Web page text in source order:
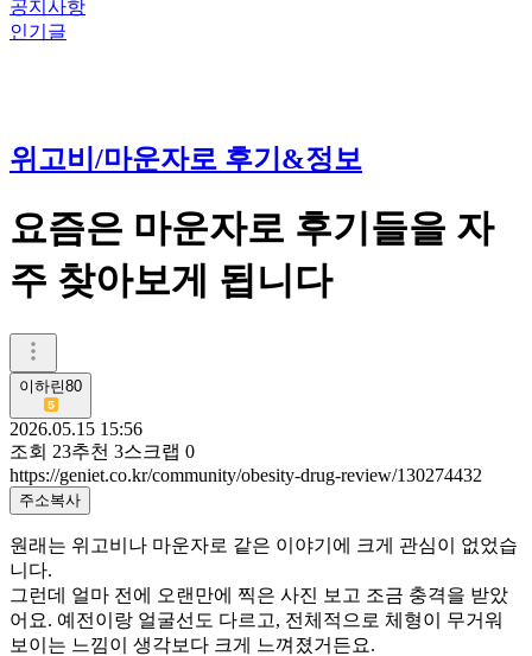
공지사항
인기글
위고비/마운자로 후기&정보
요즘은 마운자로 후기들을 자
주 찾아보게 됩니다
이하린80
2026.05.15 15:56
조회 23추천 3스크랩 0
https://geniet.co.kr/community/obesity-drug-review/130274432
주소복사
원래는 위고비나 마운자로 같은 이야기에 크게 관심이 없었습
니다.
그런데 얼마 전에 오랜만에 찍은 사진 보고 조금 충격을 받았
어요. 예전이랑 얼굴선도 다르고, 전체적으로 체형이 무거워
보이는 느낌이 생각보다 크게 느껴졌거든요.